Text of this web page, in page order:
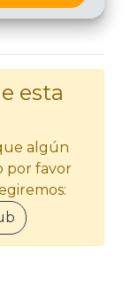
esta
algún
por favor